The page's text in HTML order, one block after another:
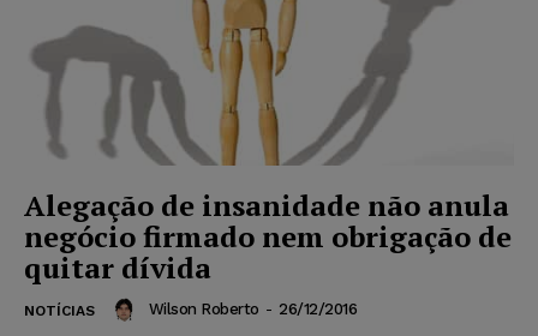
Alegação de insanidade não anula
negócio firmado nem obrigação de
quitar dívida
NOTÍCIAS Wilson Roberto - 26/12/2016